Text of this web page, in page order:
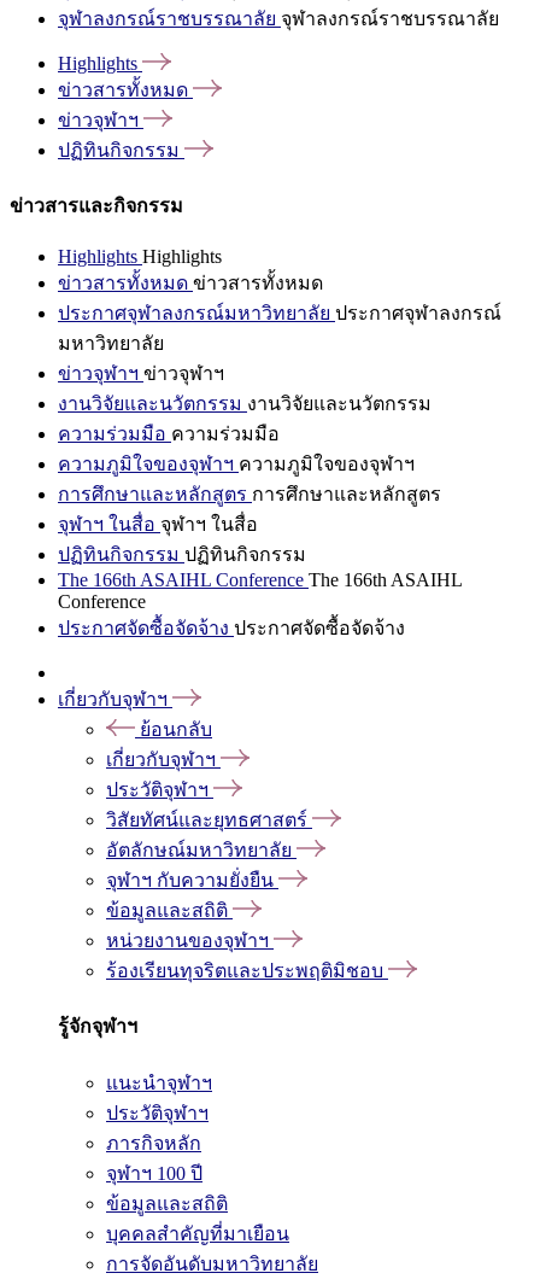
จุฬาลงกรณ์ราชบรรณาลัย จุฬาลงกรณ์ราชบรรณาลัย
Highlights
ข่าวสารทั้งหมด
ข่าวจุฬาฯ
ปฏิทินกิจกรรม
ข่าวสารและกิจกรรม
Highlights Highlights
ข่าวสารทั้งหมด ข่าวสารทั้งหมด
ประกาศจุฬาลงกรณ์มหาวิทยาลัย ประกาศจุฬาลงกรณ์
มหาวิทยาลัย
ข่าวจุฬาฯ ข่าวจุฬาฯ
งานวิจัยและนวัตกรรม งานวิจัยและนวัตกรรม
ความร่วมมือ ความร่วมมือ
ความภูมิใจของจุฬาฯ ความภูมิใจของจุฬาฯ
การศึกษาและหลักสูตร การศึกษาและหลักสูตร
จุฬาฯ ในสื่อ จุฬาฯ ในสื่อ
ปฏิทินกิจกรรม ปฏิทินกิจกรรม
The 166th ASAIHL Conference The 166th ASAIHL
Conference
ประกาศจัดซื้อจัดจ้าง ประกาศจัดซื้อจัดจ้าง
เกี่ยวกับจุฬาฯ
ย้อนกลับ
เกี่ยวกับจุฬาฯ
ประวัติจุฬาฯ
วิสัยทัศน์และยุทธศาสตร์
อัตลักษณ์มหาวิทยาลัย
จุฬาฯ กับความยั่งยืน
ข้อมูลและสถิติ
หน่วยงานของจุฬาฯ
ร้องเรียนทุจริตและประพฤติมิชอบ
รู้จักจุฬาฯ
แนะนำจุฬาฯ
ประวัติจุฬาฯ
ภารกิจหลัก
จุฬาฯ 100 ปี
ข้อมูลและสถิติ
บุคคลสำคัญที่มาเยือน
การจัดอันดับมหาวิทยาลัย